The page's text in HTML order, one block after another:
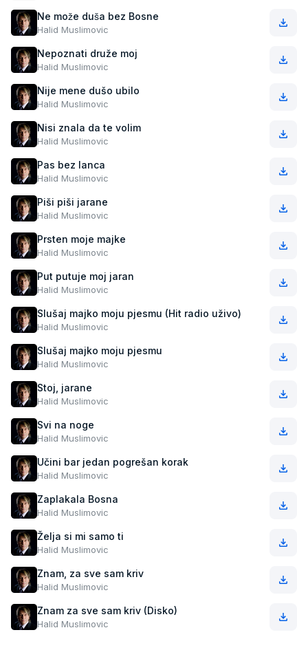
Ne može duša bez Bosne
Halid Muslimovic
Nepoznati druže moj
Halid Muslimovic
Nije mene dušo ubilo
Halid Muslimovic
Nisi znala da te volim
Halid Muslimovic
Pas bez lanca
Halid Muslimovic
Piši piši jarane
Halid Muslimovic
Prsten moje majke
Halid Muslimovic
Put putuje moj jaran
Halid Muslimovic
Slušaj majko moju pjesmu (Hit radio uživo)
Halid Muslimovic
Slušaj majko moju pjesmu
Halid Muslimovic
Stoj, jarane
Halid Muslimovic
Svi na noge
Halid Muslimovic
Učini bar jedan pogrešan korak
Halid Muslimovic
Zaplakala Bosna
Halid Muslimovic
Želja si mi samo ti
Halid Muslimovic
Znam, za sve sam kriv
Halid Muslimovic
Znam za sve sam kriv (Disko)
Halid Muslimovic